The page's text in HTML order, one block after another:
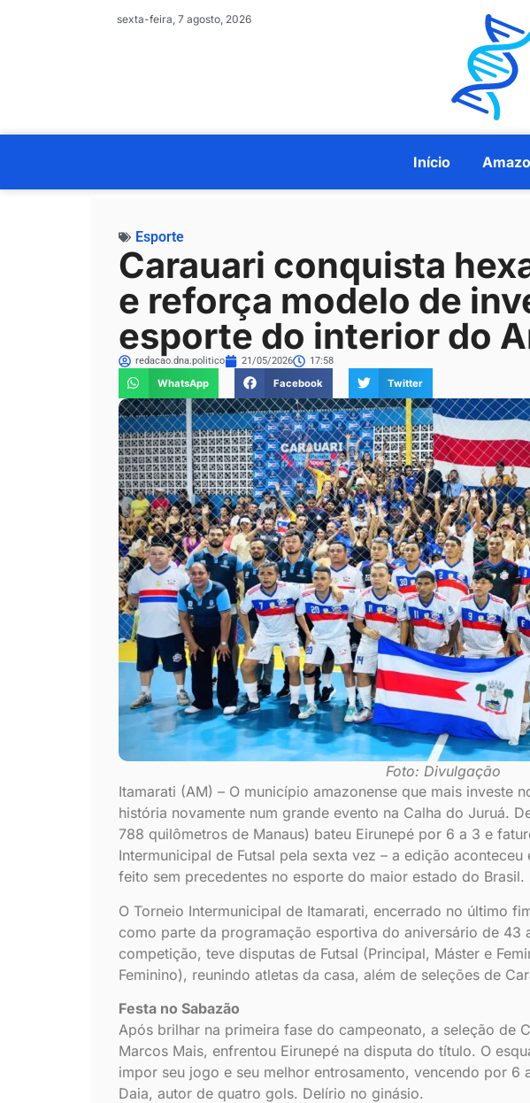
sexta-feira, 7 agosto, 2026
Início
Esporte
Carauari conquista
e reforça modelo de
esporte do interior do
redacao.dna.politico 21/05/2026 17:58
WhatsApp Facebook Twitter
Foto: Divulgação
Itamarati (AM) – O município amazonense que mais investe
história novamente num grande evento na Calha do Juruá.
788 quilômetros de Manaus) bateu Eirunepé por 6 a 3 e
Intermunicipal de Futsal pela sexta vez – a edição
feito sem precedentes no esporte do maior estado do Brasil.
O Torneio Intermunicipal de Itamarati, encerrado no último
como parte da programação esportiva do aniversário de 43
competição, teve disputas de Futsal (Principal, Máster e
Feminino), reunindo atletas da casa, além de seleções de
Festa no Sabazão
Após brilhar na primeira fase do campeonato, a seleção de
Marcos Mais, enfrentou Eirunepé na disputa do título. O
impor seu jogo e seu melhor entrosamento, vencendo por 6
Daia, autor de quatro gols. Delírio no ginásio.